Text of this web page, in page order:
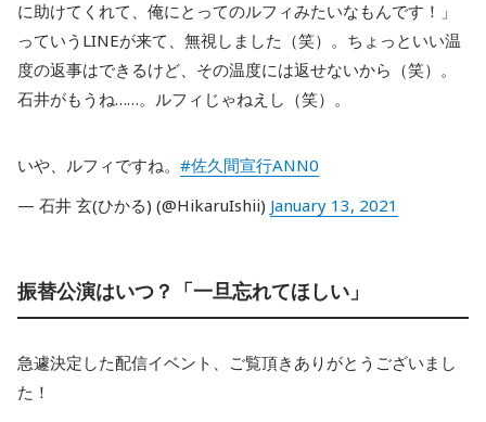
に助けてくれて、俺にとってのルフィみたいなもんです！」
っていうLINEが来て、無視しました（笑）。ちょっといい温
度の返事はできるけど、その温度には返せないから（笑）。
石井がもうね……。ルフィじゃねえし（笑）。
いや、ルフィですね。 #佐久間宣行ANN0
— 石井 玄(ひかる) (@HikaruIshii) January 13, 2021
振替公演はいつ？「一旦忘れてほしい」
急遽決定した配信イベント、ご覧頂きありがとうございまし
た！